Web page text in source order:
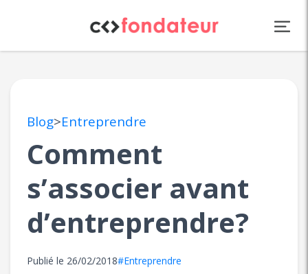
Blog>Entreprendre
Comment
s’associer avant
d’entreprendre?
Publié le 26/02/2018#Entreprendre